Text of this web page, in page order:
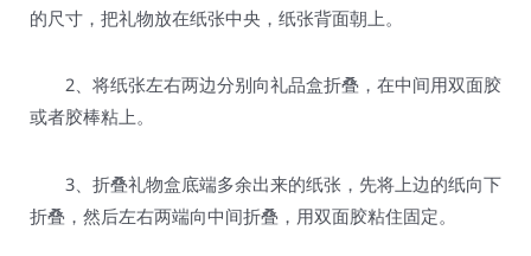
的尺寸，把礼物放在纸张中央，纸张背面朝上。
2、将纸张左右两边分别向礼品盒折叠，在中间用双面胶
或者胶棒粘上。
3、折叠礼物盒底端多余出来的纸张，先将上边的纸向下
折叠，然后左右两端向中间折叠，用双面胶粘住固定。